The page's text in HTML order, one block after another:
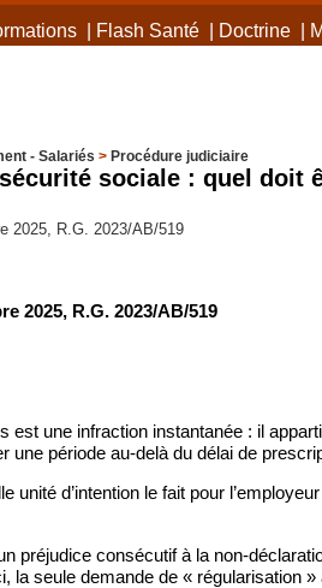
| Flash Santé| Doctrine|
- Salariés > Procédure judiciaire
sociale : quel doit
2025, R.G. 2023/AB/519
2025, R.G. 2023/AB/519
est une infraction instantanée : il
une période au-delà du délai de
unité d’intention le fait pour
préjudice consécutif à la non-
la seule demande de « régularisation »